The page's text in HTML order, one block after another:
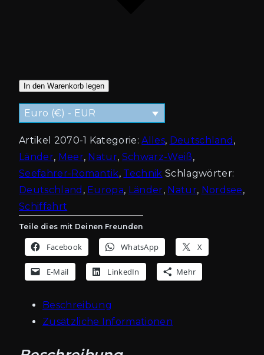
In den Warenkorb legen
Euro (€) - EUR
Artikel 2070-1 Kategorie:Alles, Deutschland ,
Länder, Meer, Natur, Schwarz-Weiß,
Seefahrer-Romantik, Technik Schlagwörter:
Deutschland , Europa, Länder, Natur, Nordsee,
Schiffahrt
Teile dies mit Deinen Freunden
Facebook WhatsApp X
E-Mail LinkedIn Mehr
Beschreibung
Zusätzliche Informationen